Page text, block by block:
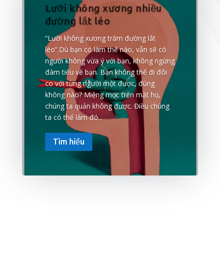
Lưỡi không xương nhiều
đường lắt léo
“Lưỡi không xương trăm đường lắt
léo”.Dù bạn có làm thế nào, vẫn sẽ có
người không vừa ý với bạn, không ngừng
đàm tiếu về bạn. Bạn không thể đi đôi
co với từng người một được, đúng
không nào? Miệng mọc trên mặt họ,
chúng ta quản không được. Điều chúng
ta có thể làm đó...
Tìm hiểu